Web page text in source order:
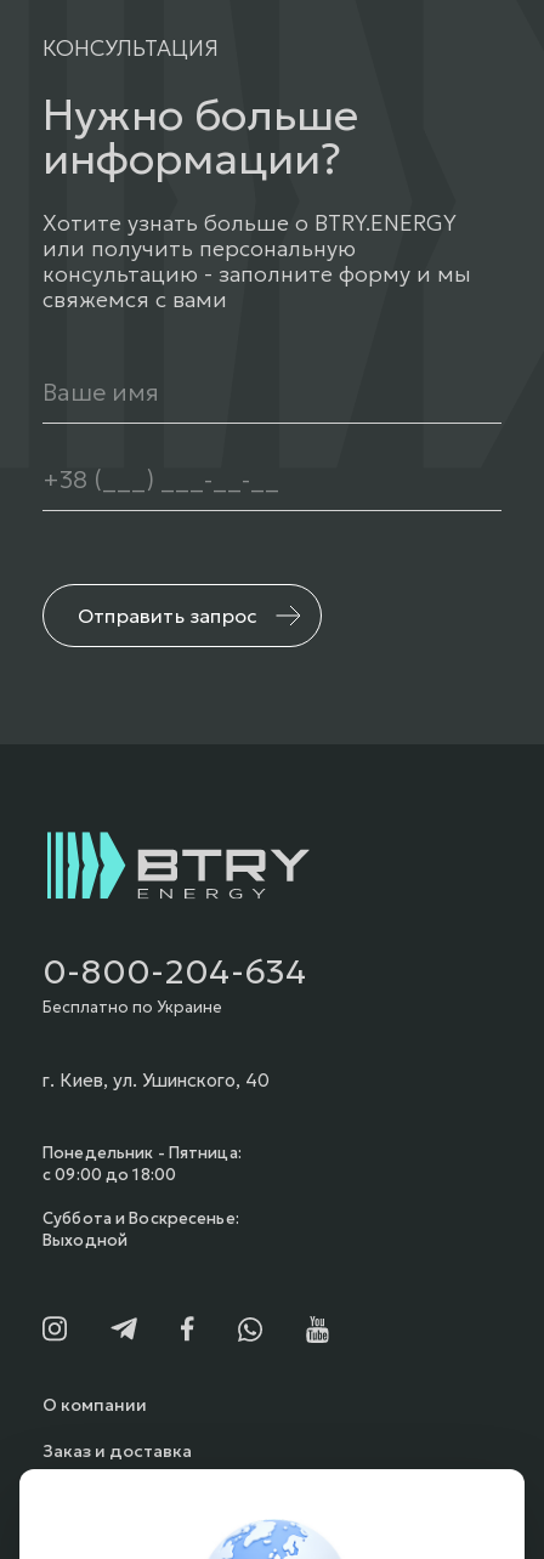
КОНСУЛЬТАЦИЯ
Нужно больше
информации?
Хотите узнать больше о BTRY.ENERGY
или получить персональную
консультацию - заполните форму и мы
свяжемся с вами
Отправить запрос
О компании
Заказ и доставка
0-800-204-634
Бесплатно по Украине
г. Киев, ул. Ушинского, 40
Понедельник - Пятница:
с 09:00 до 18:00
Суббота и Воскресенье:
Выходной